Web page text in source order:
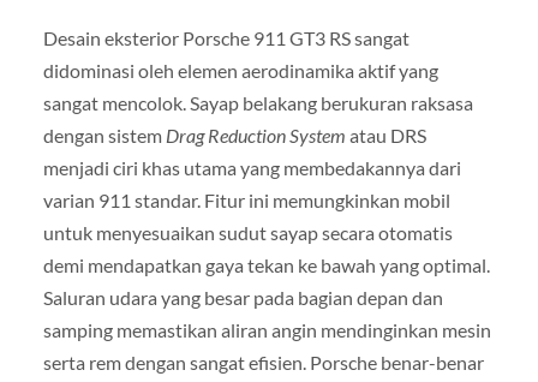
Desain eksterior Porsche 911 GT3 RS sangat
didominasi oleh elemen aerodinamika aktif yang
sangat mencolok. Sayap belakang berukuran raksasa
dengan sistem Drag Reduction System atau DRS
menjadi ciri khas utama yang membedakannya dari
varian 911 standar. Fitur ini memungkinkan mobil
untuk menyesuaikan sudut sayap secara otomatis
demi mendapatkan gaya tekan ke bawah yang optimal.
Saluran udara yang besar pada bagian depan dan
samping memastikan aliran angin mendinginkan mesin
serta rem dengan sangat efisien. Porsche benar-benar